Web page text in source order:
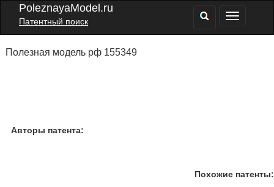
PoleznayaModel.ru
Патентный поиск
Полезная модель рф 155349
Авторы патента:
Похожие патенты: